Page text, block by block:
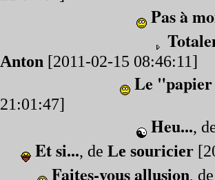
Pas à
Anton [2011-02-15 08:46:11]
Le
21:01:47]
Heu...,
Et si..., de Le souricier
Faites-vous allusion,